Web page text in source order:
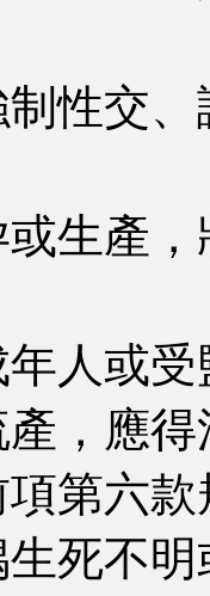
交、
產，
人或
，應
第六
死不